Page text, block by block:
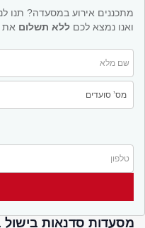
מתכננים אירוע במסעדה? תנו
ואנו נמצא לכם ללא תשלום את
מסעדות סדנאות בישול